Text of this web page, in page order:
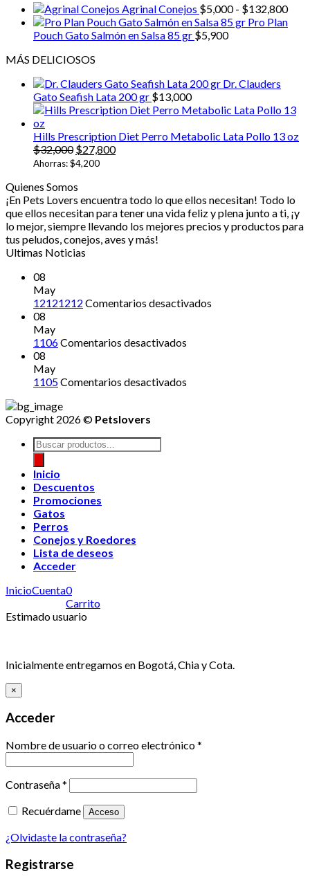
Agrinal Conejos $5,000 - $132,800
de
Pro Plan
Pouch Gato Salmón en Salsa 85 gr $5,900
MÁS DELICIOSOS
Dr. Clauders
Gato Seafish Lata 200 gr $13,000
Hills Prescription Diet Perro Metabolic Lata Pollo 13 oz
$32,000 El
precio
era:
$32,000.
$27,800El
$27,800.
Ahorras:$4,200
Quienes Somos
¡En Pets Lovers encuentra todo lo que ellos necesitan! Todo lo
que ellos necesitan para tener una vida feliz y plena junto a ti, ¡y
lo mejor, siempre llevando los mejores precios y productos para
tus peludos, conejos, aves y más!
Ultimas Noticias
08
May
12121212 Comentarios desactivados
08
May
1106Comentarios desactivados
08
May
1105Comentarios desactivados
Copyright 2026 © Petslovers
Búsqueda
de
productos
Inicio
Descuentos
Promociones
Gatos
Perros
Conejos y Roedores
Lista de deseos
Acceder
InicioCuenta0
Carrito
Estimado usuario
Inicialmente entregamos en Bogotá, Chia y Cota.
×
Acceder
Nombre de usuario o correo electrónico*
Contraseña*
Recuérdame
Acceso
¿Olvidaste la contraseña?
Registrarse